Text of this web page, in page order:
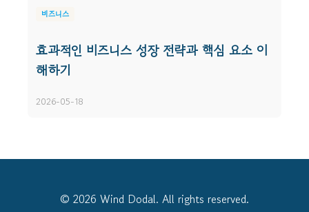
비즈니스
효과적인 비즈니스 성장 전략과 핵심 요소 이
해하기
2026-05-18
© 2026 Wind Dodal. All rights reserved.